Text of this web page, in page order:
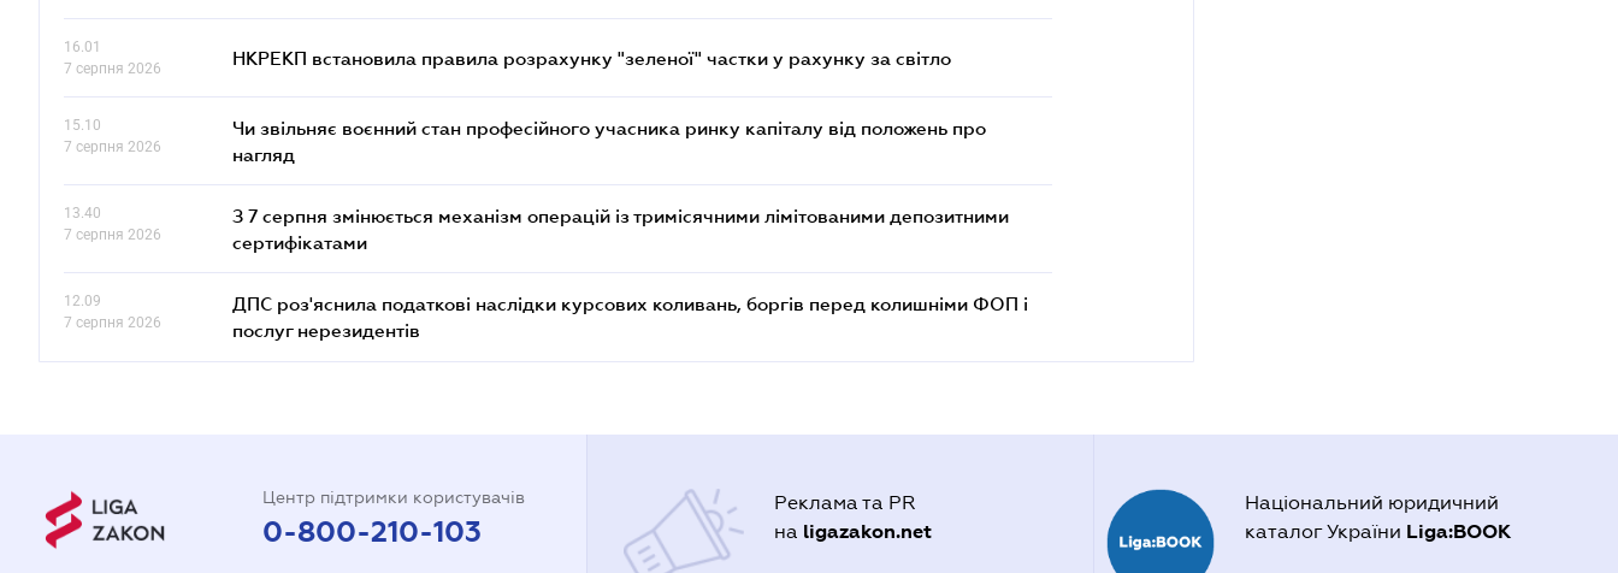
16.01
7 серпня 2026
НКРЕКП встановила правила розрахунку "зеленої" частки у рахунку за світло
15.10
7 серпня 2026
Чи звільняє воєнний стан професійного учасника ринку капіталу від положень про
нагляд
13.40
7 серпня 2026
З 7 серпня змінюється механізм операцій із тримісячними лімітованими депозитними
сертифікатами
12.09
7 серпня 2026
ДПС роз'яснила податкові наслідки курсових коливань, боргів перед колишніми ФОП і
послуг нерезидентів
Центр підтримки користувачів
0-800-210-103
Реклама та PR
на ligazakon.net
Національний юридичний
каталог України Liga:BOOK